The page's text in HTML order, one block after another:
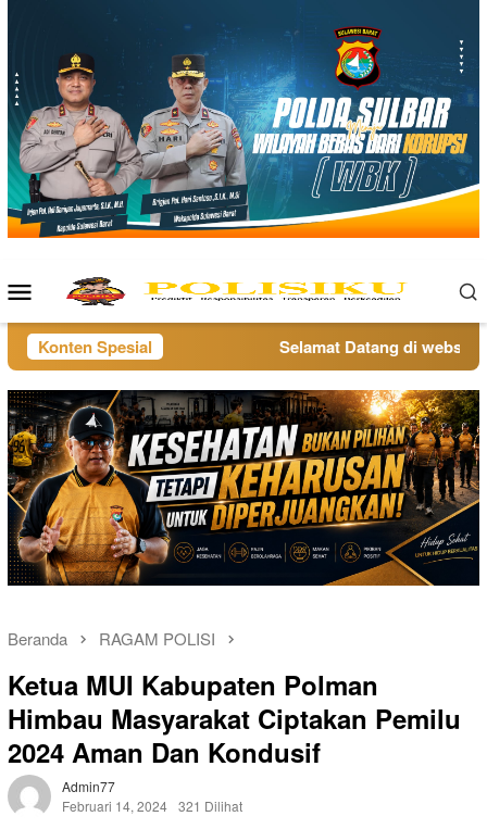
Menu
Mobile
Konten Spesial Selamat Datang di website
Beranda RAGAM POLISI
Ketua MUI Kabupaten Polman
Himbau Masyarakat Ciptakan Pemilu
2024 Aman Dan Kondusif
Admin77
Februari 14, 2024 321 Dilihat